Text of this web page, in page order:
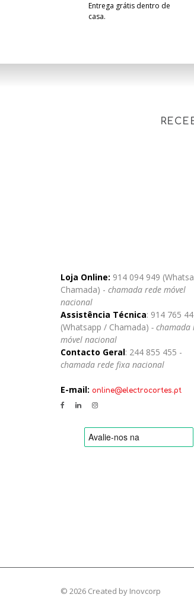
Entrega grátis dentro de
casa.
Loja Online: 914 094 949
Chamada) - chamada rede móvel
nacional
Assistência Técnica: 914 765
(Whatsapp / Chamada) - chamada
móvel nacional
Contacto Geral: 244 855 455 -
chamada rede fixa nacional
E-mail: online@electrocortes.pt
© 2026 Created by Inovcorp